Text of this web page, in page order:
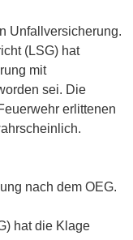
Unfallversicherung.
(LSG) hat
mit
sei. Die
erlittenen
nach dem OEG.
hat die Klage